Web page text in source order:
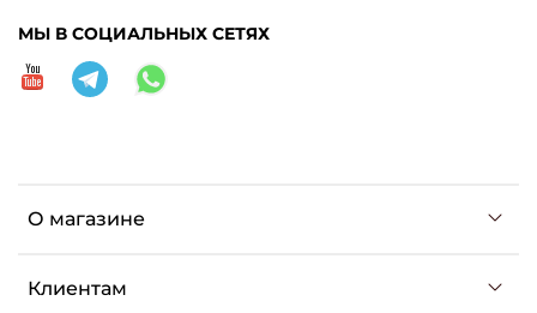
О магазине
Клиентам
МЫ В СОЦИАЛЬНЫХ СЕТЯХ